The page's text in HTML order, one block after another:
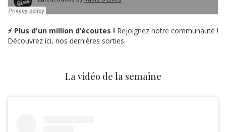
⚡ Plus d'un million d’écoutes ! Rejoignez notre communauté !
Découvrez ici, nos dernières sorties.
La vidéo de la semaine